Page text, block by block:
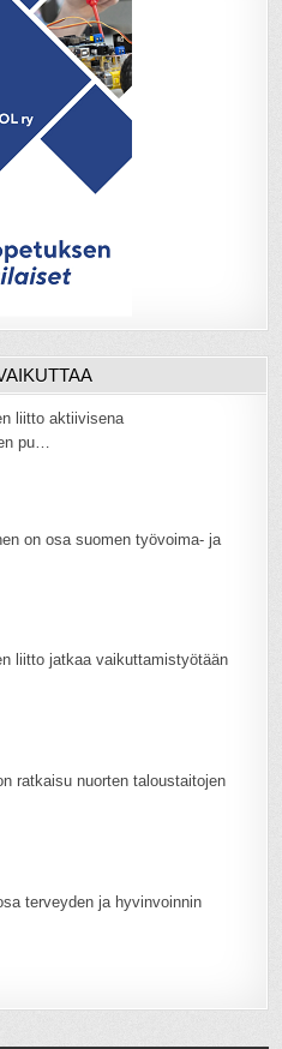
liitto aktiivisena
pu…
on osa suomen työvoima- ja
liitto jatkaa vaikuttamistyötään
ratkaisu nuorten taloustaitojen
terveyden ja hyvinvoinnin